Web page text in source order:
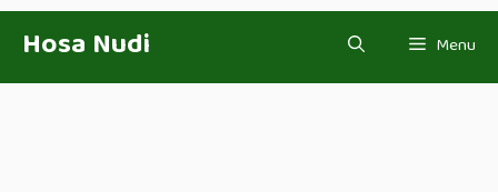
content
Hosa Nudi Menu